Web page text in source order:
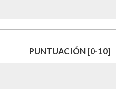
PUNTUACIÓN [0-10]